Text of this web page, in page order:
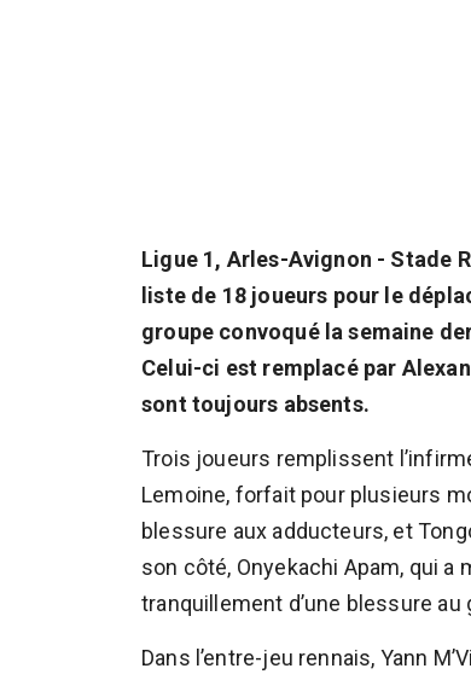
Ligue 1, Arles-Avignon - Stade
liste de 18 joueurs pour le
groupe convoqué la semaine
Celui-ci est remplacé par
sont toujours absents.
Trois joueurs remplissent
Lemoine, forfait pour plusieurs
blessure aux adducteurs, et
son côté, Onyekachi Apam, qui a
tranquillement d’une blessure au
Dans l’entre-jeu rennais, Yann